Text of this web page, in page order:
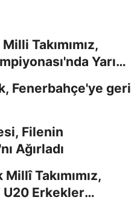
Takımımız,
Yarı
Fenerbahçe'ye geri
Filenin
Ağırladı
Takımımız,
U20 Erkekler